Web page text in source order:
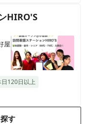
イト
ビル5階
5-2F
HIRO'S
屋
120日以上
す